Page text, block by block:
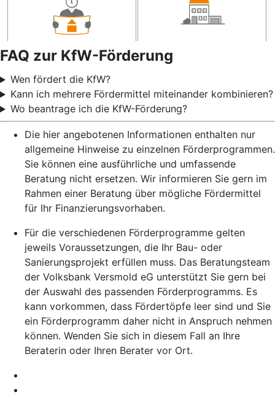
FAQ zur KfW-Förderung
Wen fördert die KfW?
Kann ich mehrere Fördermittel miteinander kombinieren?
Wo beantrage ich die KfW-Förderung?
Die hier angebotenen Informationen enthalten nur
allgemeine Hinweise zu einzelnen Förderprogrammen.
Sie können eine ausführliche und umfassende
Beratung nicht ersetzen. Wir informieren Sie gern im
Rahmen einer Beratung über mögliche Fördermittel
für Ihr Finanzierungsvorhaben.
Für die verschiedenen Förderprogramme gelten
jeweils Voraussetzungen, die Ihr Bau- oder
Sanierungsprojekt erfüllen muss. Das Beratungsteam
der Volksbank Versmold eG unterstützt Sie gern bei
der Auswahl des passenden Förderprogramms. Es
kann vorkommen, dass Fördertöpfe leer sind und Sie
ein Förderprogramm daher nicht in Anspruch nehmen
können. Wenden Sie sich in diesem Fall an Ihre
Beraterin oder Ihren Berater vor Ort.